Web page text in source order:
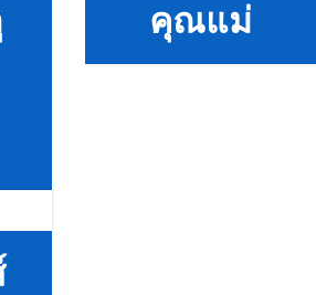
คุณแม่